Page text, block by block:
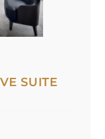
SUITE